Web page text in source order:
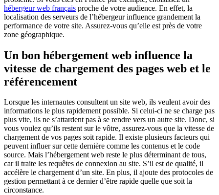
hébergeur web français proche de votre audience. En effet, la
localisation des serveurs de l’hébergeur influence grandement la
performance de votre site. Assurez-vous qu’elle est près de votre
zone géographique.
Un bon hébergement web influence la
vitesse de chargement des pages web et le
référencement
Lorsque les internautes consultent un site web, ils veulent avoir des
informations le plus rapidement possible. Si celui-ci ne se charge pas
plus vite, ils ne s’attardent pas à se rendre vers un autre site. Donc, si
vous voulez qu’ils restent sur le vôtre, assurez-vous que la vitesse de
chargement de vos pages soit rapide. Il existe plusieurs facteurs qui
peuvent influer sur cette dernière comme les contenus et le code
source. Mais l’hébergement web reste le plus déterminant de tous,
car il traite les requêtes de connexion au site. S’il est de qualité, il
accélère le chargement d’un site. En plus, il ajoute des protocoles de
gestion permettant à ce dernier d’être rapide quelle que soit la
circonstance.